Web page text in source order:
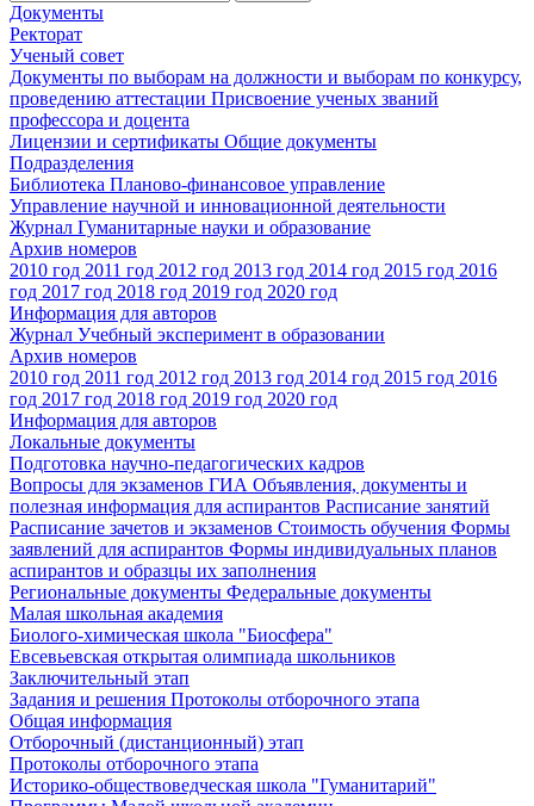
Документы
Ректорат
Ученый совет
Документы по выборам на должности и выборам по конкурсу,
проведению аттестации Присвоение ученых званий
профессора и доцента
Лицензии и сертификаты Общие документы
Подразделения
Библиотека Планово-финансовое управление
Управление научной и инновационной деятельности
Журнал Гуманитарные науки и образование
Архив номеров
2010 год 2011 год 2012 год 2013 год 2014 год 2015 год 2016
год 2017 год 2018 год 2019 год 2020 год
Информация для авторов
Журнал Учебный эксперимент в образовании
Архив номеров
2010 год 2011 год 2012 год 2013 год 2014 год 2015 год 2016
год 2017 год 2018 год 2019 год 2020 год
Информация для авторов
Локальные документы
Подготовка научно-педагогических кадров
Вопросы для экзаменов ГИА Объявления, документы и
полезная информация для аспирантов Расписание занятий
Расписание зачетов и экзаменов Стоимость обучения Формы
заявлений для аспирантов Формы индивидуальных планов
аспирантов и образцы их заполнения
Региональные документы Федеральные документы
Малая школьная академия
Биолого-химическая школа "Биосфера"
Евсевьевская открытая олимпиада школьников
Заключительный этап
Задания и решения Протоколы отборочного этапа
Общая информация
Отборочный (дистанционный) этап
Протоколы отборочного этапа
Историко-обществоведческая школа "Гуманитарий"